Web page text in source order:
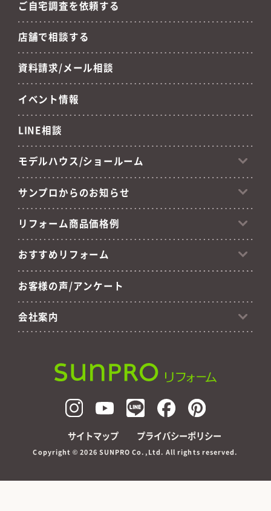
ご自宅調査を依頼する
店舗で相談する
資料請求/メール相談
イベント情報
LINE相談
モデルハウス/ショールーム
サンプロからのお知らせ
リフォーム商品価格例
おすすめリフォーム
お客様の声/アンケート
会社案内
サイトマップ プライバシーポリシー
Copyright ©2026 SUNPRO Co.,Ltd. All rights reserved.